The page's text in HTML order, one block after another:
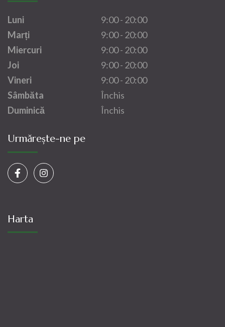
Luni
9:00 - 20:00
Marți
9:00 - 20:00
Miercuri
9:00 - 20:00
Joi
9:00 - 20:00
Vineri
9:00 - 20:00
Sâmbăta
Închis
Duminică
Închis
Urmărește-ne pe
Harta